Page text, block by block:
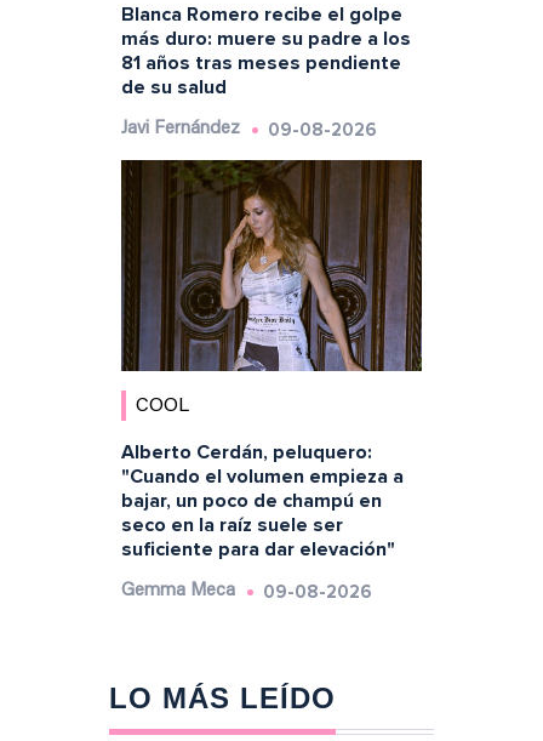
Blanca Romero recibe el golpe
más duro: muere su padre a los
81 años tras meses pendiente
de su salud
Javi Fernández 09-08-2026
COOL
Alberto Cerdán, peluquero:
"Cuando el volumen empieza a
bajar, un poco de champú en
seco en la raíz suele ser
suficiente para dar elevación"
Gemma Meca 09-08-2026
LO MÁS LEÍDO